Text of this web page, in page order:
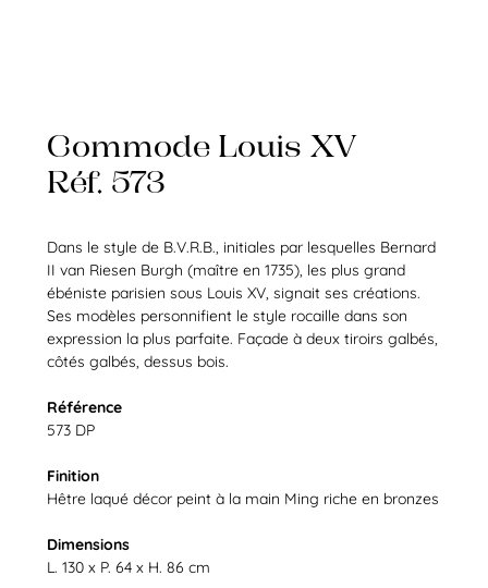
Commode Louis XV
Réf. 573
Dans le style de B.V.R.B., initiales par lesquelles Bernard
II van Riesen Burgh (maître en 1735), les plus grand
ébéniste parisien sous Louis XV, signait ses créations.
Ses modèles personnifient le style rocaille dans son
expression la plus parfaite. Façade à deux tiroirs galbés,
côtés galbés, dessus bois.
Référence
573 DP
Finition
Hêtre laqué décor peint à la main Ming riche en bronzes
Dimensions
L. 130 x P. 64 x H. 86 cm